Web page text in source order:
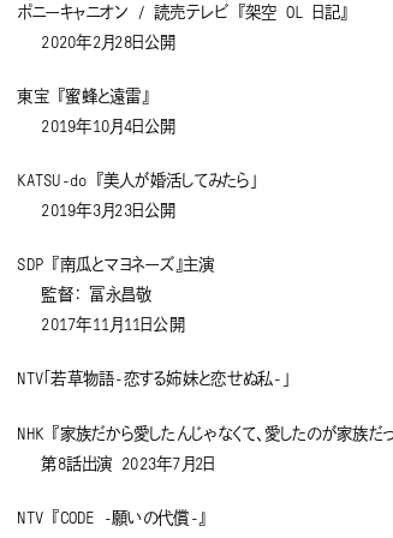
ポニーキャニオン / 読売テレビ 『架空 OL 日記』
2020年2月28日公開
東宝 『蜜蜂と遠雷』
2019年10月4日公開
KATSU-do 『美人が婚活してみたら」
2019年3月23日公開
SDP 『南瓜とマヨネーズ』主演
監督： 冨永昌敬
2017年11月11日公開
NTV「若草物語-恋する姉妹と恋せぬ私-」
NHK 『家族だから愛したんじゃなくて、愛したのが家族だ
第8話出演 2023年7月2日
NTV 『CODE -願いの代償-』